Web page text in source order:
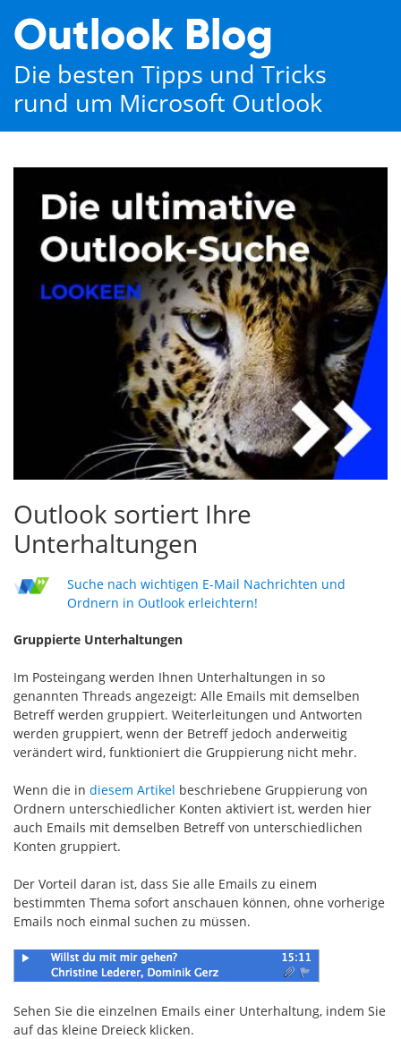
Outlook Blog
Die besten Tipps und Tricks
rund um Microsoft Outlook
Outlook sortiert Ihre
Unterhaltungen
Suche nach wichtigen E-Mail Nachrichten und
Ordnern in Outlook erleichtern!
Gruppierte Unterhaltungen
Im Posteingang werden Ihnen Unterhaltungen in so
genannten Threads angezeigt: Alle Emails mit demselben
Betreff werden gruppiert. Weiterleitungen und Antworten
werden gruppiert, wenn der Betreff jedoch anderweitig
verändert wird, funktioniert die Gruppierung nicht mehr.
Wenn die in diesem Artikel beschriebene Gruppierung von
Ordnern unterschiedlicher Konten aktiviert ist, werden hier
auch Emails mit demselben Betreff von unterschiedlichen
Konten gruppiert.
Der Vorteil daran ist, dass Sie alle Emails zu einem
bestimmten Thema sofort anschauen können, ohne vorherige
Emails noch einmal suchen zu müssen.
Sehen Sie die einzelnen Emails einer Unterhaltung, indem Sie
auf das kleine Dreieck klicken.